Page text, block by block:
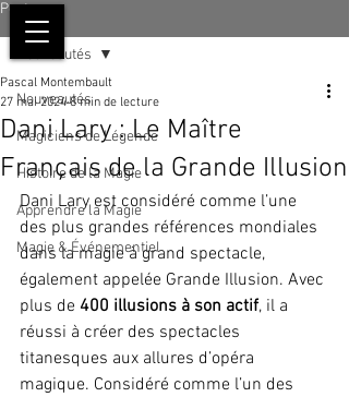
Post
Nouveautés
Magiciens de Légende
Histoire de la Magie
Apprendre la Magie
Magie & Événementiel
Nouveautés
Dani Lary : Le Maître
Français de la Grande Illusion
Pascal Montembault
27 mai 2024 8 min de lecture
Dani Lary est considéré comme l’une
des plus grandes références mondiales
dans la magie à grand spectacle,
également appelée Grande Illusion. Avec
plus de 400 illusions à son actif, il a
réussi à créer des spectacles
titanesques aux allures d’opéra
magique. Considéré comme l’un des